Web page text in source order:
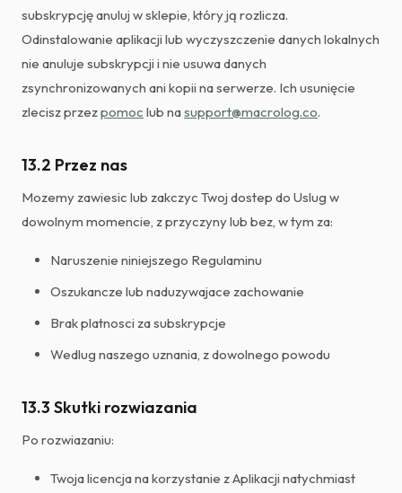
subskrypcję anuluj w sklepie, który ją rozlicza.
Odinstalowanie aplikacji lub wyczyszczenie danych lokalnych
nie anuluje subskrypcji i nie usuwa danych
zsynchronizowanych ani kopii na serwerze. Ich usunięcie
zlecisz przezpomoc lub nasupport@macrolog.co.
13.2 Przez nas
Mozemy zawiesic lub zakczyc Twoj dostep do Uslug w
dowolnym momencie, z przyczyny lub bez, w tym za:
Naruszenie niniejszego Regulaminu
Oszukancze lub naduzywajace zachowanie
Brak platnosci za subskrypcje
Wedlug naszego uznania, z dowolnego powodu
13.3 Skutki rozwiazania
Po rozwiazaniu:
Twoja licencja na korzystanie z Aplikacji natychmiast